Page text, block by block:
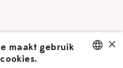
Delfts Blauw
×
maakt gebruik